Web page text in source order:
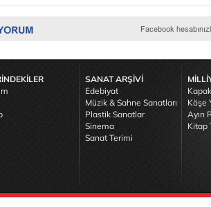
SANAT ARŞİVİ
Edebiyat
Müzik & Sahne Sanatları
Plastik Sanatlar
Sinema
Sanat Terimi
Köşe
Ayın
Kitap